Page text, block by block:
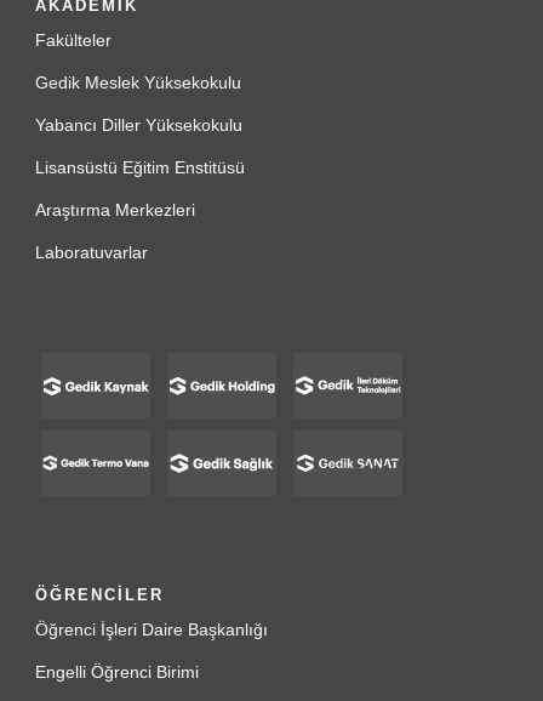
AKADEMİK
Fakülteler
Gedik Meslek Yüksekokulu
Yabancı Diller Yüksekokulu
Lisansüstü Eğitim Enstitüsü
Araştırma Merkezleri
Laboratuvarlar
ÖĞRENCİLER
Öğrenci İşleri Daire Başkanlığı
Engelli Öğrenci Birimi